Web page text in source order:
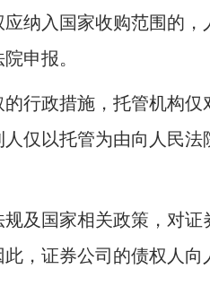
纳入国家收购范围的，
申报。
行政措施，托管机构仅
仅以托管为由向人民法
及国家相关政策，对证
，证券公司的债权人向